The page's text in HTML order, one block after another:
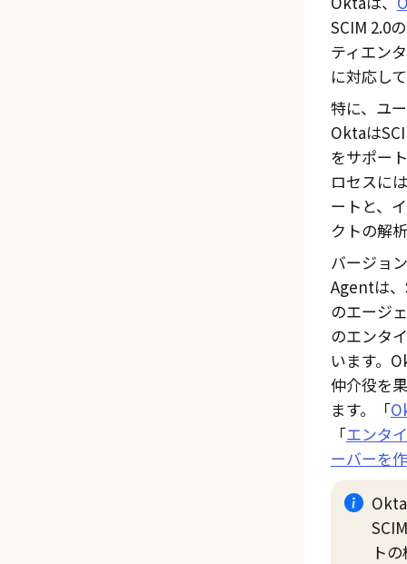
SCIM 2.0
ティエン
に対応し
特に、ユ
Oktaは
をサポー
ロセスに
ートと、
クトの解
バージョ
Agentは、
のエージ
のエンタ
います。
仲介役を
ます。「
「エンタ
ーバーを
ト